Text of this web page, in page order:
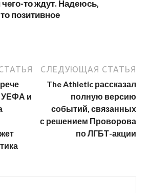
чего-то ждут. Надеюсь,
позитивное
УЕФА и
СЛЕДУЮЩАЯ СТАТЬЯ
The Athletic рассказал
полную версию
событий, связанных
с решением Проворова
по ЛГБТ-акции